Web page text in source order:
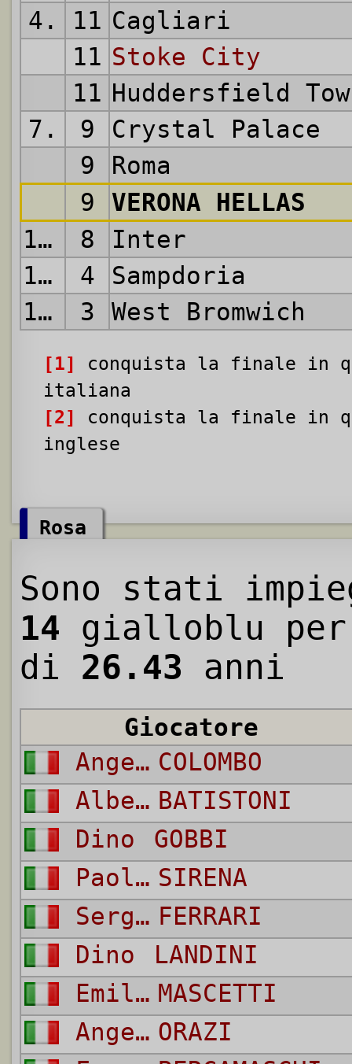
4.
11 Cagliari
11 Stoke City
11 Huddersfield
7.
9
Crystal Palace
9
Roma
9
VERONA HELLAS
10.
8
Inter
11.
4
Sampdoria
12.
3 West Bromwich
[1]
conquista la finale in
italiana
[2]
conquista la finale in
inglese
Rosa
Sono stati
14 gialloblu per
di 26.43 anni
Giocatore
Angelo COLOMBO
Alberto BATISTONI
Dino
GOBBI
Paolo SIRENA
Sergio FERRARI
Dino
LANDINI
Emiliano MASCETTI
Angelo ORAZI